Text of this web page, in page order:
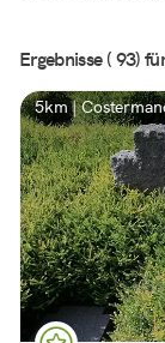
Ergebnisse ( 93)
5km |